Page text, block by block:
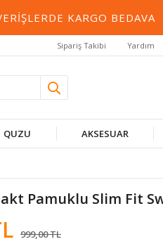
KARGO BEDAVA
Sipariş Takibi Yardım
QUZU AKSESUAR
Pamuklu Slim Fit
999,00 TL